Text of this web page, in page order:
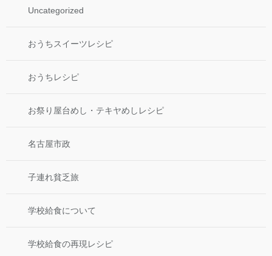
Uncategorized
おうちスイーツレシピ
おうちレシピ
お祭り屋台めし・テキヤめしレシピ
名古屋市政
子連れ貧乏旅
学校給食について
学校給食の再現レシピ